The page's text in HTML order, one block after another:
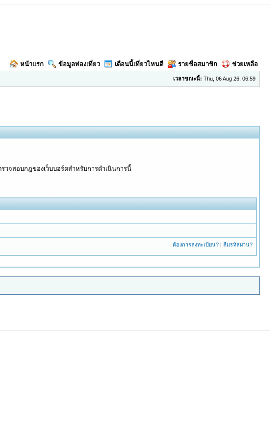
หน้าแรก ข้อมูลท่องเที่ยว เดือนนี้เที่ยวไหนดี รายชื่อสมาชิก ช่วยเหลือ
เวลาขณะนี้: Thu, 06 Aug 26, 06:59
สอบกฎของเว็บบอร์ดสำหรับการดำเนินการนี้
ต้องการลงทะเบียน?| ลืมรหัสผ่าน?